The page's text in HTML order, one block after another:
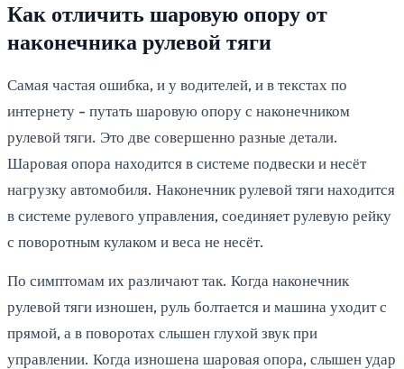
Как отличить шаровую опору от
наконечника рулевой тяги
Самая частая ошибка, и у водителей, и в текстах по
интернету - путать шаровую опору с наконечником
рулевой тяги. Это две совершенно разные детали.
Шаровая опора находится в системе подвески и несёт
нагрузку автомобиля. Наконечник рулевой тяги находится
в системе рулевого управления, соединяет рулевую рейку
с поворотным кулаком и веса не несёт.
По симптомам их различают так. Когда наконечник
рулевой тяги изношен, руль болтается и машина уходит с
прямой, а в поворотах слышен глухой звук при
управлении. Когда изношена шаровая опора, слышен удар